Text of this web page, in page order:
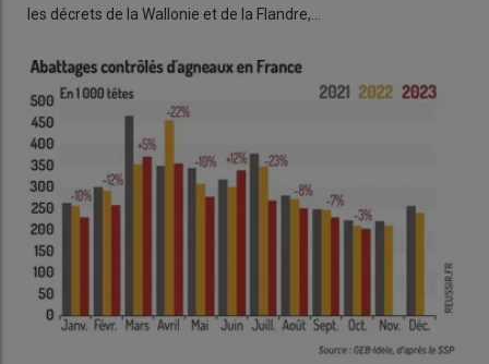
les décrets de la Wallonie et de la Flandre,…